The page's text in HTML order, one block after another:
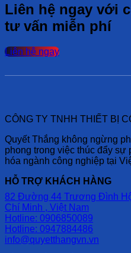
Liên hệ ngay với
tư vấn miễn phí
Liên hệ ngay
CÔNG TY TNHH THIẾT BỊ
Quyết Thắng không ngừng
phong trong việc thúc đẩy sự
hóa ngành công nghiệp tại
HỖ TRỢ KHÁCH HÀNG
82 Đường 44 Trương Đình
Chí Minh , Việt Nam
Hotline: 0906850089
Hotline: 0947884486
info@quyetthangvn.vn